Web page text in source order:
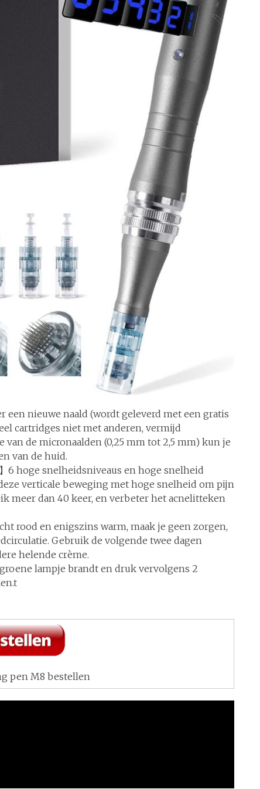
nieuwe naald (wordt geleverd met een gratis
cartridges niet met anderen, vermijd
de micronaalden (0,25 mm tot 2,5 mm) kun je
van de huid.
6 hoge snelheidsniveaus en hoge snelheid
verticale beweging met hoge snelheid om pijn
meer dan 40 keer, en verbeter het acnelitteken
rood en enigszins warm, maak je geen zorgen,
Gebruik de volgende twee dagen
helende crème.
lampje brandt en druk vervolgens 2
pen M8 bestellen